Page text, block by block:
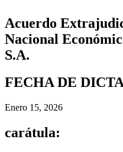
Acuerdo
Nacional
S.A.
FECHA DE
Enero 15, 2026
carátula: